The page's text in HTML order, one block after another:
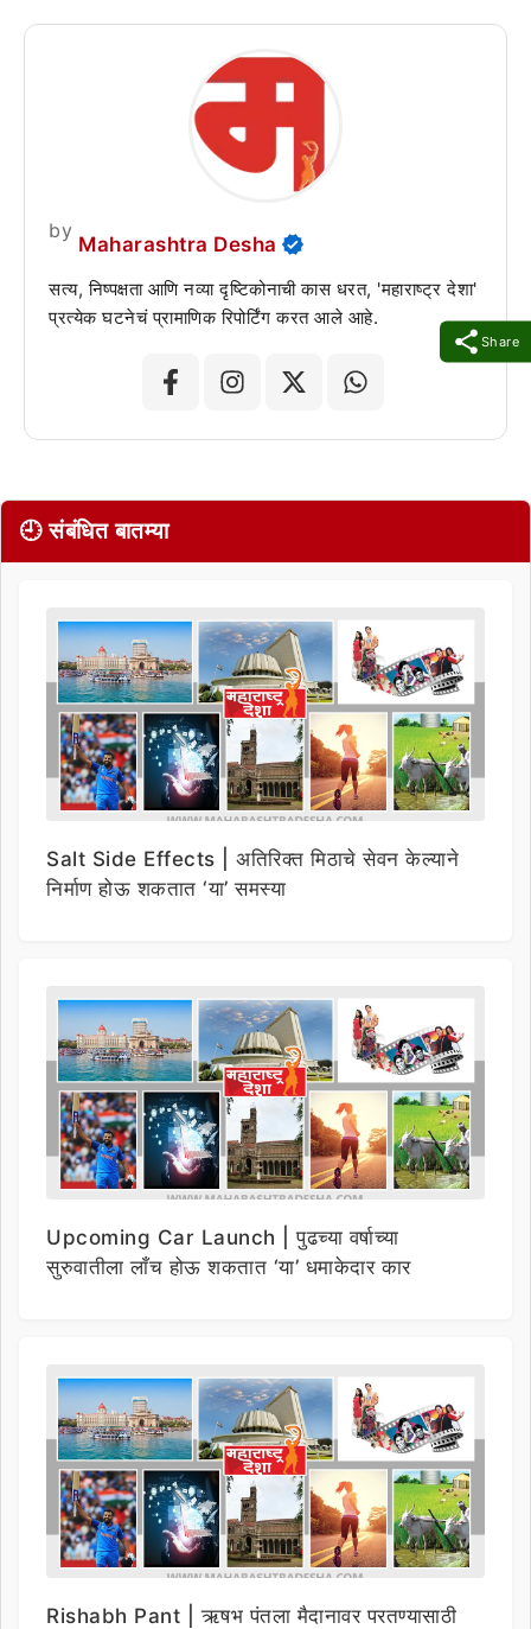
Share
by
Maharashtra Desha
सत्य, निष्पक्षता आणि नव्या दृष्टिकोनाची कास धरत, 'महाराष्ट्र देशा'
प्रत्येक घटनेचं प्रामाणिक रिपोर्टिंग करत आले आहे.
🕘 संबंधित बातम्या
Salt Side Effects | अतिरिक्त मिठाचे सेवन केल्याने
निर्माण होऊ शकतात ‘या’ समस्या
Upcoming Car Launch | पुढच्या वर्षाच्या
सुरुवातीला लाँच होऊ शकतात ‘या’ धमाकेदार कार
Rishabh Pant | ऋषभ पंतला मैदानावर परतण्यासाठी